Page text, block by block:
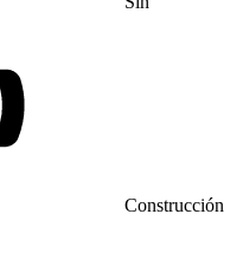
Construcción